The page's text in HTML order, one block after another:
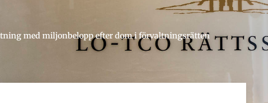
med miljonbelopp efter dom i förvaltningsrätten